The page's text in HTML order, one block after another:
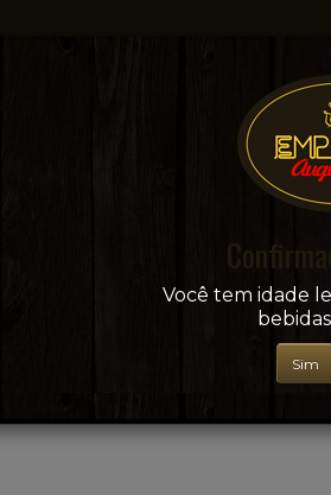
Sua conveniência e
+ BEBIDAS
Você tem idade
Sim